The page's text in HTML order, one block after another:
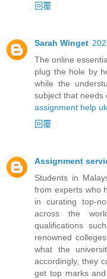
回覆
Sarah Winget
The online
plug the hole by
while the
subject that needs
assignment help uk
回覆
Assignment
Students in
from experts who
in curating top-
across the
qualifications
renowned
what the
accordingly, they
get top marks